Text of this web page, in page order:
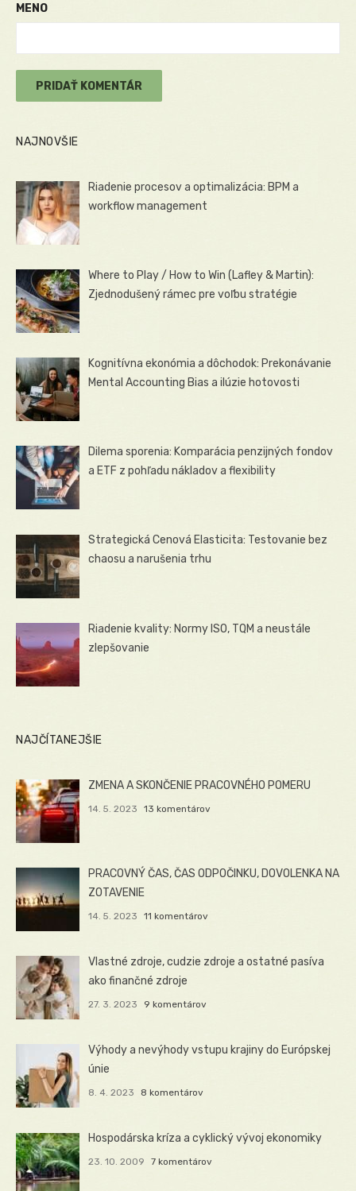
MENO
NAJNOVŠIE
Riadenie procesov a optimalizácia: BPM a
workflow management
Where to Play / How to Win (Lafley & Martin):
Zjednodušený rámec pre voľbu stratégie
Kognitívna ekonómia a dôchodok: Prekonávanie
Mental Accounting Bias a ilúzie hotovosti
Dilema sporenia: Komparácia penzijných fondov
a ETF z pohľadu nákladov a flexibility
Strategická Cenová Elasticita: Testovanie bez
chaosu a narušenia trhu
Riadenie kvality: Normy ISO, TQM a neustále
zlepšovanie
NAJČÍTANEJŠIE
ZMENA A SKONČENIE PRACOVNÉHO POMERU
14. 5. 2023 13 komentárov
PRACOVNÝ ČAS, ČAS ODPOČINKU, DOVOLENKA NA
ZOTAVENIE
14. 5. 2023 11 komentárov
Vlastné zdroje, cudzie zdroje a ostatné pasíva
ako finančné zdroje
27. 3. 2023 9 komentárov
Výhody a nevýhody vstupu krajiny do Európskej
únie
8. 4. 2023 8 komentárov
Hospodárska kríza a cyklický vývoj ekonomiky
23. 10. 2009 7 komentárov